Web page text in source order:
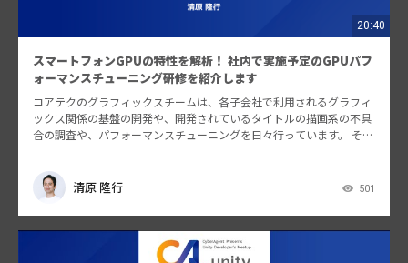
20:40
スマートフォンGPUの特性を解析！ 社内で実施予定のGPUパフ
ォーマンスチューニング研修を紹介します
コアテクのグラフィックスチームは、各子会社で利用されるグラフィ
ックス関係の基盤の開発や、開発されているタイトルの描画系の不具
合の調査や、パフォーマンスチューニングを日々行っています。 それ
清原 隆行 501